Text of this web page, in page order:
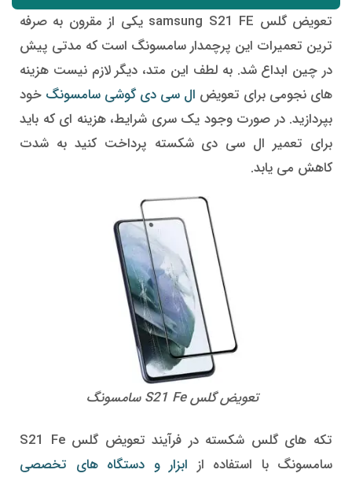
تعویض گلس samsung S21 FE یکی از مقرون به صرفه
ترین تعمیرات این پرچمدار سامسونگ است که مدتی پیش
در چین ابداع شد. به لطف این متد، دیگر لازم نیست هزینه
های نجومی برای تعویض ال سی دی گوشی سامسونگ خود
بپردازید. در صورت وجود یک سری شرایط، هزینه ای که باید
برای تعمیر ال سی دی شکسته پرداخت کنید به شدت
کاهش می یابد.
تعویض گلس S21 Fe سامسونگ
تکه های گلس شکسته در فرآیند تعویض گلس S21 Fe
سامسونگ با استفاده از ابزار و دستگاه های تخصصی